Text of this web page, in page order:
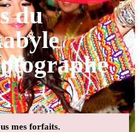
du
mes forfaits.